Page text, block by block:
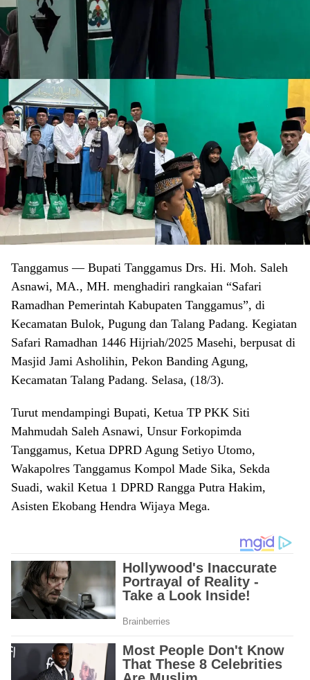
Tanggamus — Bupati Tanggamus Drs. Hi. Moh. Saleh
Asnawi, MA., MH. menghadiri rangkaian “Safari
Ramadhan Pemerintah Kabupaten Tanggamus”, di
Kecamatan Bulok, Pugung dan Talang Padang. Kegiatan
Safari Ramadhan 1446 Hijriah/2025 Masehi, berpusat di
Masjid Jami Asholihin, Pekon Banding Agung,
Kecamatan Talang Padang. Selasa, (18/3).
Turut mendampingi Bupati, Ketua TP PKK Siti
Mahmudah Saleh Asnawi, Unsur Forkopimda
Tanggamus, Ketua DPRD Agung Setiyo Utomo,
Wakapolres Tanggamus Kompol Made Sika, Sekda
Suadi, wakil Ketua 1 DPRD Rangga Putra Hakim,
Asisten Ekobang Hendra Wijaya Mega.